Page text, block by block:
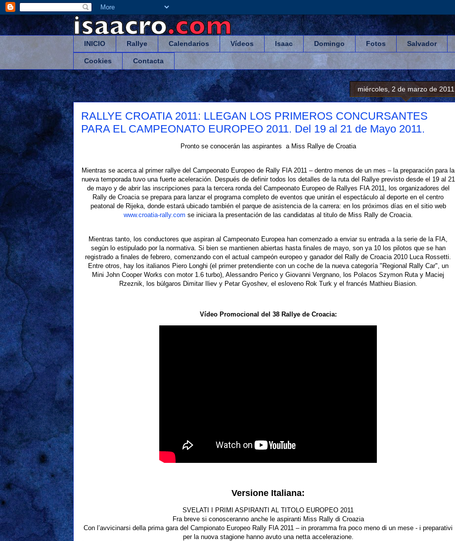
INICIO Rallye Calendarios Vídeos Isaac Domingo Fotos Salvador
Cookies Contacta
miércoles, 2 de marzo de 2011
RALLYE CROATIA 2011: LLEGAN LOS PRIMEROS CONCURSANTES
PARA EL CAMPEONATO EUROPEO 2011. Del 19 al 21 de Mayo 2011.
Pronto se conocerán las aspirantes a Miss Rallye de Croatia
Mientras se acerca al primer rallye del Campeonato Europeo de Rally FIA 2011 – dentro menos de un mes – la preparación para la
nueva temporada tuvo una fuerte aceleración. Después de definir todos los detalles de la ruta del Rallye previsto desde el 19 al 21
de mayo y de abrir las inscripciones para la tercera ronda del Campeonato Europeo de Rallyes FIA 2011, los organizadores del
Rally de Croacia se prepara para lanzar el programa completo de eventos que unirán el espectáculo al deporte en el centro
peatonal de Rijeka, donde estará ubicado también el parque de asistencia de la carrera: en los próximos días en el sitio web
www.croatia-rally.com se iniciara la presentación de las candidatas al titulo de Miss Rally de Croacia.
Mientras tanto, los conductores que aspiran al Campeonato Europea han comenzado a enviar su entrada a la serie de la FIA,
según lo estipulado por la normativa. Si bien se mantienen abiertas hasta finales de mayo, son ya 10 los pilotos que se han
registrado a finales de febrero, comenzando con el actual campeón europeo y ganador del Rally de Croacia 2010 Luca Rossetti.
Entre otros, hay los italianos Piero Longhi (el primer pretendiente con un coche de la nueva categoría "Regional Rally Car", un
Mini John Cooper Works con motor 1.6 turbo), Alessandro Perico y Giovanni Vergnano, los Polacos Szymon Ruta y Maciej
Rzeznik, los búlgaros Dimitar Iliev y Petar Gyoshev, el esloveno Rok Turk y el francés Mathieu Biasion.
Vídeo Promocional del 38 Rallye de Croacia:
Versione Italiana:
SVELATI I PRIMI ASPIRANTI AL TITOLO EUROPEO 2011
Fra breve si conosceranno anche le aspiranti Miss Rally di Croazia
Con l’avvicinarsi della prima gara del Campionato Europeo Rally FIA 2011 – in proramma fra poco meno di un mese - i preparativi
per la nuova stagione hanno avuto una netta accelerazione.